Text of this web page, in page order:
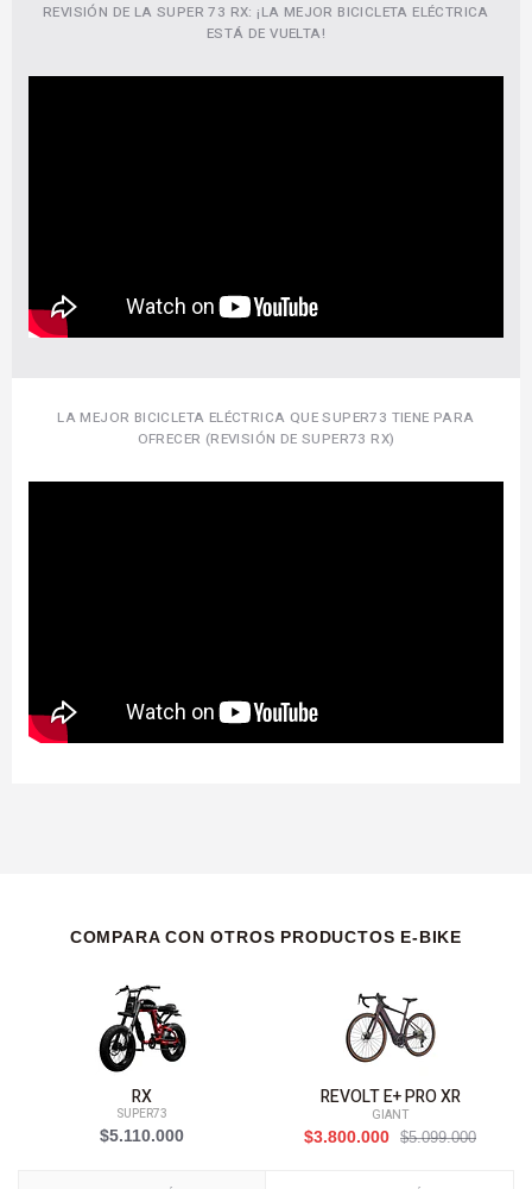
REVISIÓN DE LA SUPER 73 RX: ¡LA MEJOR BICICLETA ELÉCTRICA
ESTÁ DE VUELTA!
LA MEJOR BICICLETA ELÉCTRICA QUE SUPER73 TIENE PARA
OFRECER (REVISIÓN DE SUPER73 RX)
COMPARA CON OTROS PRODUCTOS E-BIKE
RX
SUPER73
$5.110.000
REVOLT E+ PRO XR
GIANT
$3.800.000
$5.099.000